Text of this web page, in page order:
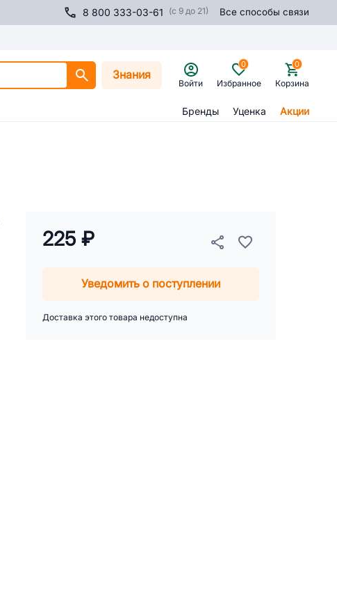
8 800 333-03-61 (с 9 до 21) Все способы связи
Знания
Войти Избранное
0
Корзина
0
Бренды Уценка Акции
225 ₽
Уведомить о поступлении
Доставка этого товара недоступна